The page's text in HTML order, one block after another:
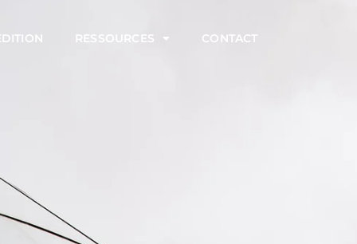
RESSOURCES CONTACT